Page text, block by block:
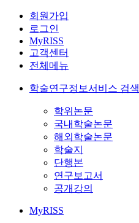
회원가입
로그인
MyRISS
고객센터
전체메뉴
학술연구정보서비스 검색
학위논문
국내학술논문
해외학술논문
학술지
단행본
연구보고서
공개강의
MyRISS